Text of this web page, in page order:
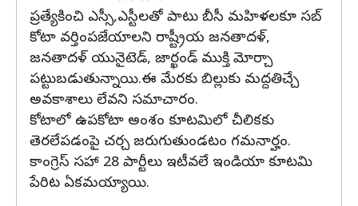
ప్రత్యేకించి ఎస్సీ,ఎస్టీలతో పాటు బీసీ మహిళలకూ సబ్
కోటా వర్తింపజేయాలని రాష్ట్రీయ జనతాదళ్,
జనతాదళ్ యునైటెడ్, జార్ఖండ్ ముక్తి మోర్చా
పట్టుబడుతున్నాయి.ఈ మేరకు బిల్లుకు మద్దతిచ్చే
అవకాశాలు లేవని సమాచారం.
కోటాలో ఉపకోటా అంశం కూటమిలో చీలికకు
తెరలేపడంపై చర్చ జరుగుతుండటం గమనార్హం.
కాంగ్రెస్ సహా 28 పార్టీలు ఇటీవలే ఇండియా కూటమి
పేరిట ఏకమయ్యాయి.